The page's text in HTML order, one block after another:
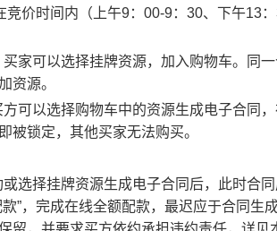
竞价时间内（上午9：00-9：30、下午13
家可以选择挂牌资源，加入购物车。同
资源。
可以选择购物车中的资源生成电子合同
被锁定，其他买家无法购买。
选择挂牌资源生成电子合同后，此时合
款”，完成在线全额配款，最迟应于合同